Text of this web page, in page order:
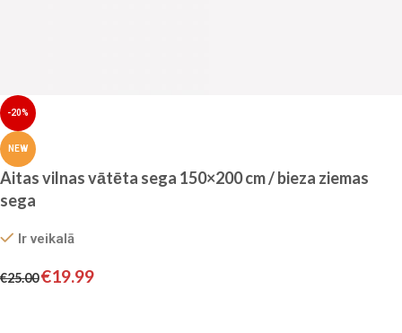
-20%
NEW
Aitas vilnas vātēta sega 150×200 cm / bieza ziemas
sega
Ir veikalā
€25.00€19.99